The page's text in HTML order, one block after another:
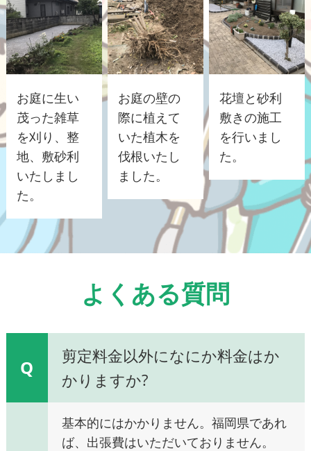
お庭に生い
茂った雑草
を刈り、整
地、敷砂利
いたしまし
た。
お庭の壁の
際に植えて
いた植木を
伐根いたし
ました。
花壇と砂利
敷きの施工
を行いまし
た。
よくある質問
Q
剪定料金以外になにか料金はか
かりますか?
基本的にはかかりません。福岡県であれ
ば、出張費はいただいておりません。